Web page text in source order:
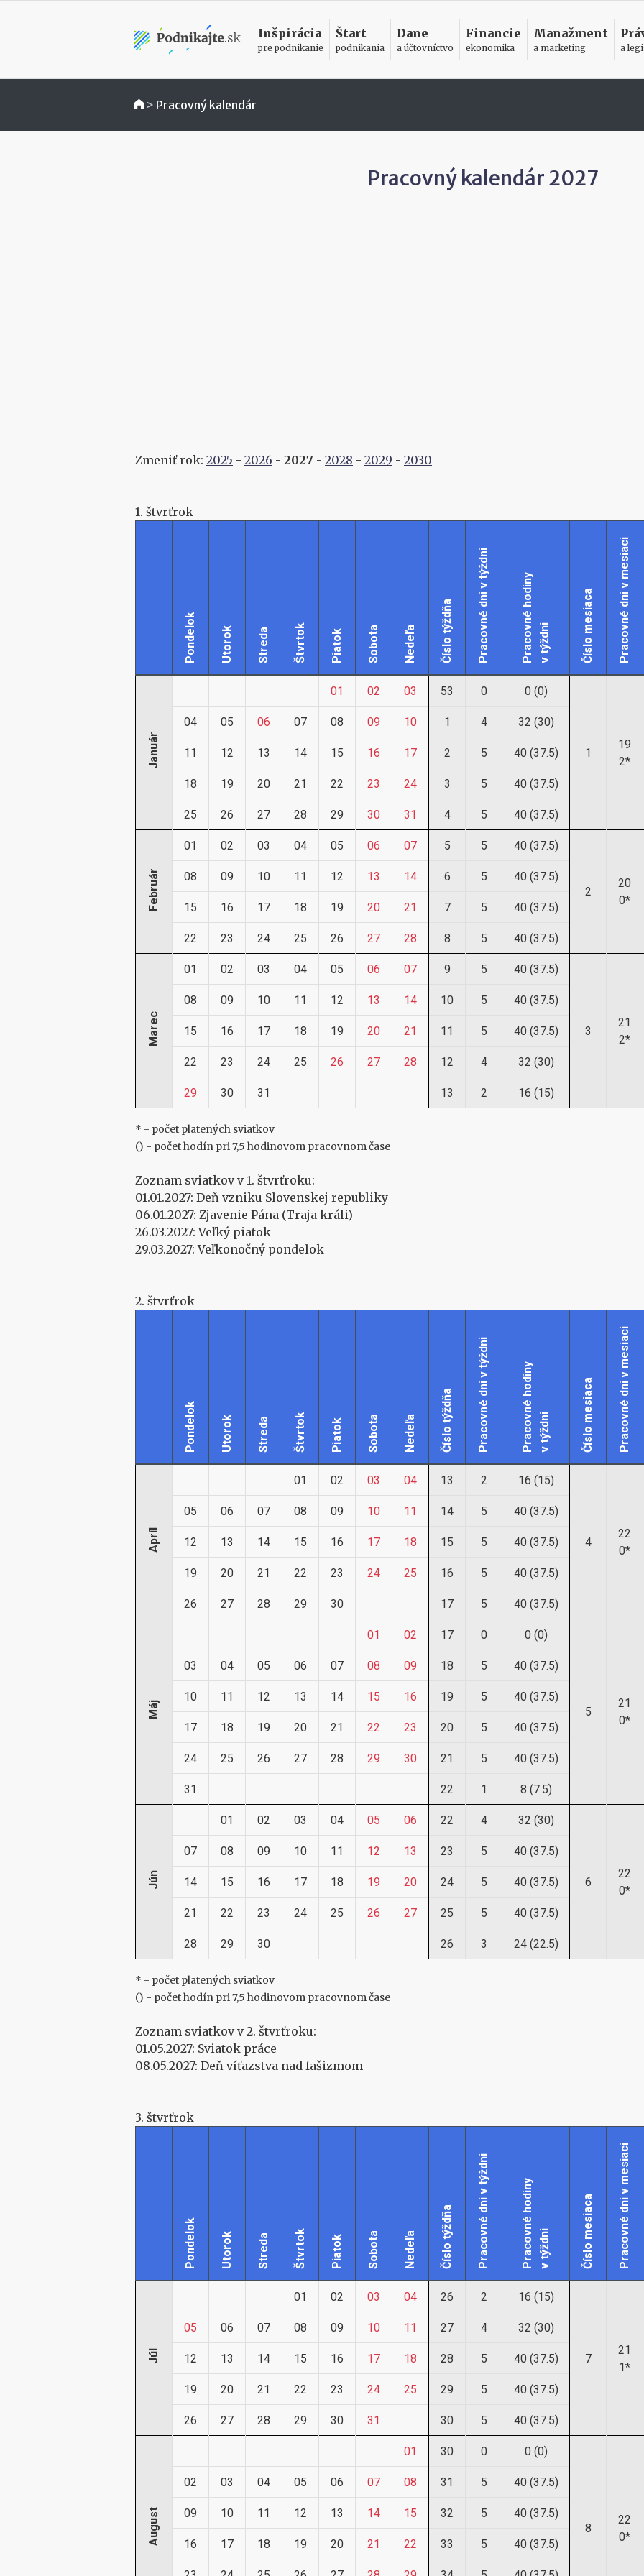
Inšpirácia
pre podnikanie
Štart
podnikania
Dane
a účtovníctvo
Financie
ekonomika
Manažment
a marketing a
> Pracovný kalendár
Pracovný kalendár 2027
Zmeniť rok: 2025 - 2026 - 2027 - 2028 - 2029 - 2030
1. štvrťrok
Pondelok Utorok Streda Štvrtok Piatok Sobota Nedeľa Číslo týždňa Pracovné dni v týždni Pracovné hodiny v týždni Číslo mesiaca Pracovné dni v mesiaci
Január
01 02 03 53 0 0 (0)
1
19
2*
04 05 06 07 08 09 10 1 4 32 (30)
11 12 13 14 15 16 17 2 5 40 (37.5)
18 19 20 21 22 23 24 3 5 40 (37.5)
25 26 27 28 29 30 31 4 5 40 (37.5)
Február
01 02 03 04 05 06 07 5 5 40 (37.5)
2
20
0*
08 09 10 11 12 13 14 6 5 40 (37.5)
15 16 17 18 19 20 21 7 5 40 (37.5)
22 23 24 25 26 27 28 8 5 40 (37.5)
Marec
01 02 03 04 05 06 07 9 5 40 (37.5)
3
21
2*
08 09 10 11 12 13 14 10 5 40 (37.5)
15 16 17 18 19 20 21 11 5 40 (37.5)
22 23 24 25 26 27 28 12 4 32 (30)
29 30 31 13 2 16 (15)
* - počet platených sviatkov
() - počet hodín pri 7,5 hodinovom pracovnom čase
Zoznam sviatkov v 1. štvrťroku:
01.01.2027: Deň vzniku Slovenskej republiky
06.01.2027: Zjavenie Pána (Traja králi)
26.03.2027: Veľký piatok
29.03.2027: Veľkonočný pondelok
2. štvrťrok
Pondelok Utorok Streda Štvrtok Piatok Sobota Nedeľa Číslo týždňa Pracovné dni v týždni Pracovné hodiny v týždni Číslo mesiaca Pracovné dni v mesiaci
Apríl
01 02 03 04 13 2 16 (15)
4
22
0*
05 06 07 08 09 10 11 14 5 40 (37.5)
12 13 14 15 16 17 18 15 5 40 (37.5)
19 20 21 22 23 24 25 16 5 40 (37.5)
26 27 28 29 30 17 5 40 (37.5)
Máj
01 02 17 0 0 (0)
5
21
0*
03 04 05 06 07 08 09 18 5 40 (37.5)
10 11 12 13 14 15 16 19 5 40 (37.5)
17 18 19 20 21 22 23 20 5 40 (37.5)
24 25 26 27 28 29 30 21 5 40 (37.5)
31 22 1 8 (7.5)
Jún
01 02 03 04 05 06 22 4 32 (30)
6
22
0*
07 08 09 10 11 12 13 23 5 40 (37.5)
14 15 16 17 18 19 20 24 5 40 (37.5)
21 22 23 24 25 26 27 25 5 40 (37.5)
28 29 30 26 3 24 (22.5)
* - počet platených sviatkov
() - počet hodín pri 7,5 hodinovom pracovnom čase
Zoznam sviatkov v 2. štvrťroku:
01.05.2027: Sviatok práce
08.05.2027: Deň víťazstva nad fašizmom
3. štvrťrok
Pondelok Utorok Streda Štvrtok Piatok Sobota Nedeľa Číslo týždňa Pracovné dni v týždni Pracovné hodiny v týždni Číslo mesiaca Pracovné dni v mesiaci
Júl
01 02 03 04 26 2 16 (15)
7
21
1*
05 06 07 08 09 10 11 27 4 32 (30)
12 13 14 15 16 17 18 28 5 40 (37.5)
19 20 21 22 23 24 25 29 5 40 (37.5)
26 27 28 29 30 31 30 5 40 (37.5)
August
01 30 0 0 (0)
8
22
0*
02 03 04 05 06 07 08 31 5 40 (37.5)
09 10 11 12 13 14 15 32 5 40 (37.5)
16 17 18 19 20 21 22 33 5 40 (37.5)